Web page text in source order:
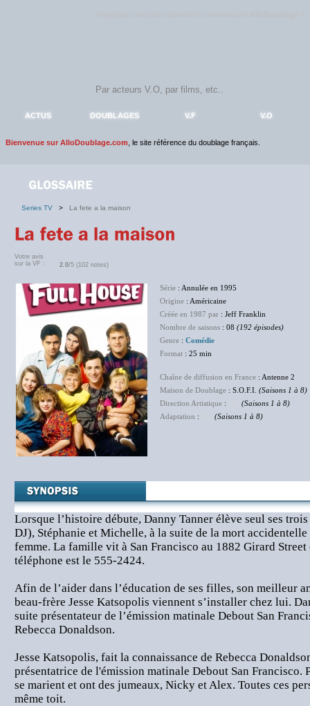
ACTUS DOUBLAGES V.F V.O
Bienvenue sur AlloDoublage.com , le site référence du doublage français.
Series TV > La fete a la maison
Votre avis
sur la VF :
2.0/5 (102 notes)
Série : Annulée en 1995
Origine : Américaine
Créée en 1987 par : Jeff Franklin
Nombre de saisons : 08 (192 épisodes)
Genre : Comédie
Format : 25 min
Chaîne de diffusion en France : Antenne 2
Maison de Doublage : S.O.F.I. (Saisons 1 à 8)
Direction Artistique :
(Saisons 1 à 8)
Adaptation : (Saisons 1 à 8)
Lorsque l’histoire débute, Danny Tanner élève seul ses
DJ), Stéphanie et Michelle, à la suite de la mort accidentelle
femme. La famille vit à San Francisco au 1882 Girard Street
téléphone est le 555-2424.
Afin de l’aider dans l’éducation de ses filles, son meilleur
beau-frère Jesse Katsopolis viennent s’installer chez lui.
suite présentateur de l’émission matinale Debout San
Rebecca Donaldson.
Jesse Katsopolis, fait la connaissance de Rebecca
présentatrice de l'émission matinale Debout San Francisco.
se marient et ont des jumeaux, Nicky et Alex. Toutes ces
même toit.